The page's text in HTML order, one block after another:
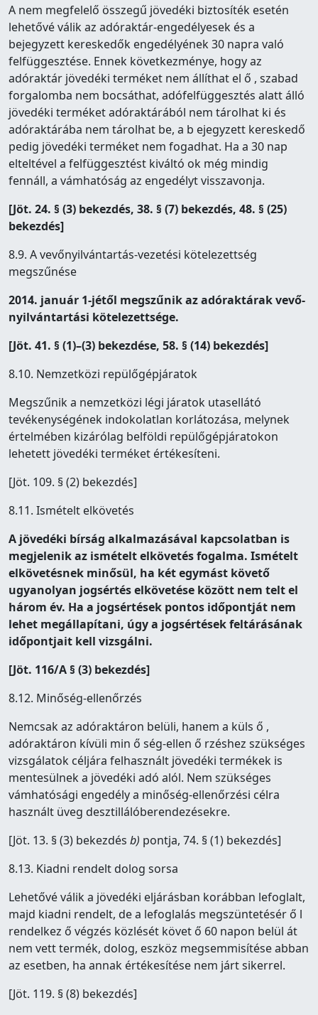
A nem megfelelő összegű jövedéki biztosíték esetén
lehetővé válik az adóraktár-engedélyesek és a
bejegyzett kereskedők engedélyének 30 napra való
felfüggesztése. Ennek következménye, hogy az
adóraktár jövedéki terméket nem állíthat el ő , szabad
forgalomba nem bocsáthat, adófelfüggesztés alatt álló
jövedéki terméket adóraktárából nem tárolhat ki és
adóraktárába nem tárolhat be, a b ejegyzett kereskedő
pedig jövedéki terméket nem fogadhat. Ha a 30 nap
elteltével a felfüggesztést kiváltó ok még mindig
fennáll, a vámhatóság az engedélyt visszavonja.
[Jöt. 24. § (3) bekezdés, 38. § (7) bekezdés, 48. § (25)
bekezdés]
8.9. A vevőnyilvántartás-vezetési kötelezettség
megszűnése
2014. január 1-jétől megszűnik az adóraktárak vevő-
nyilvántartási kötelezettsége.
[Jöt. 41. § (1)–(3) bekezdése, 58. § (14) bekezdés]
8.10. Nemzetközi repülőgépjáratok
Megszűnik a nemzetközi légi járatok utasellátó
tevékenységének indokolatlan korlátozása, melynek
értelmében kizárólag belföldi repülőgépjáratokon
lehetett jövedéki terméket értékesíteni.
[Jöt. 109. § (2) bekezdés]
8.11. Ismételt elkövetés
A jövedéki bírság alkalmazásával kapcsolatban is
megjelenik az ismételt elkövetés fogalma. Ismételt
elkövetésnek minősül, ha két egymást követő
ugyanolyan jogsértés elkövetése között nem telt el
három év. Ha a jogsértések pontos időpontját nem
lehet megállapítani, úgy a jogsértések feltárásának
időpontjait kell vizsgálni.
[Jöt. 116/A § (3) bekezdés]
8.12. Minőség-ellenőrzés
Nemcsak az adóraktáron belüli, hanem a küls ő ,
adóraktáron kívüli min ő ség-ellen ő rzéshez szükséges
vizsgálatok céljára felhasznált jövedéki termékek is
mentesülnek a jövedéki adó alól. Nem szükséges
vámhatósági engedély a minőség-ellenőrzési célra
használt üveg desztillálóberendezésekre.
[Jöt. 13. § (3) bekezdés b) pontja, 74. § (1) bekezdés]
8.13. Kiadni rendelt dolog sorsa
Lehetővé válik a jövedéki eljárásban korábban lefoglalt,
majd kiadni rendelt, de a lefoglalás megszüntetésér ő l
rendelkez ő végzés közlését követ ő 60 napon belül át
nem vett termék, dolog, eszköz megsemmisítése abban
az esetben, ha annak értékesítése nem járt sikerrel.
[Jöt. 119. § (8) bekezdés]